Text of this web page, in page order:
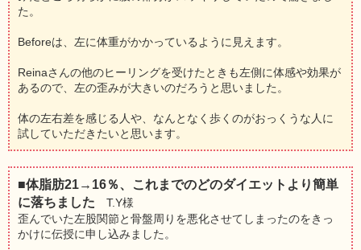
た。
Beforeは、左に体重がかかっているように見えます。
Reinaさんの他のヒーリングを受けたときも左側に体感や効果が
あるので、左の歪みが大きいのだろうと思いました。
体の左右差を感じる人や、なんとなく歩くのがおっくうな人に
試していただきたいと思います。
■体脂肪21→16％、これまでのどのダイエットより簡単
に落ちました T.Y様
歪んでいた左股関節と骨盤周りを悪化させてしまったのをきっ
かけに伝授に申し込みました。